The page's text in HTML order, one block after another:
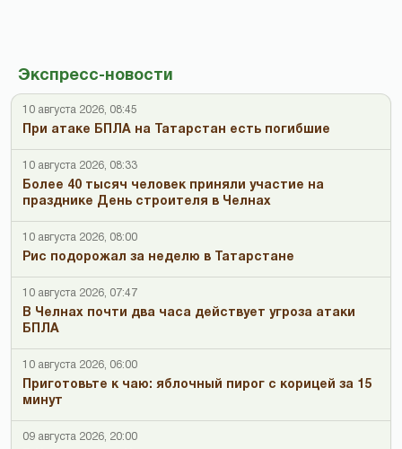
Экспресс-новости
10 августа 2026, 08:45
При атаке БПЛА на Татарстан есть погибшие
10 августа 2026, 08:33
Более 40 тысяч человек приняли участие на
празднике День строителя в Челнах
10 августа 2026, 08:00
Рис подорожал за неделю в Татарстане
10 августа 2026, 07:47
В Челнах почти два часа действует угроза атаки
БПЛА
10 августа 2026, 06:00
Приготовьте к чаю: яблочный пирог с корицей за 15
минут
09 августа 2026, 20:00